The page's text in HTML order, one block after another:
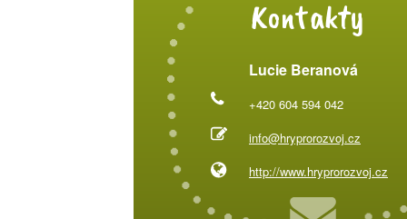
Kontakty
Lucie Beranová
+420 604 594 042
info@hryprorozvoj.cz
http://www.hryprorozvoj.cz